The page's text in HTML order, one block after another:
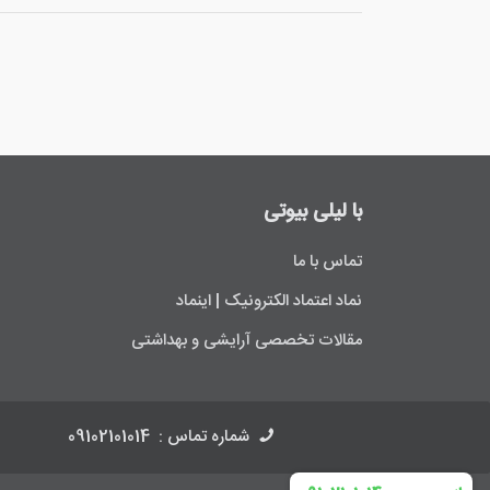
با لیلی ‌بیوتی
تماس با ما
نماد اعتماد الکترونیک | اینماد
مقالات تخصصی آرایشی و بهداشتی
شماره تماس : 09102101014